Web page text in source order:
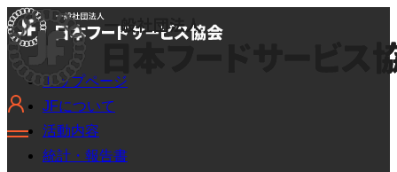
トップページ
JFについて
活動内容
統計・報告書